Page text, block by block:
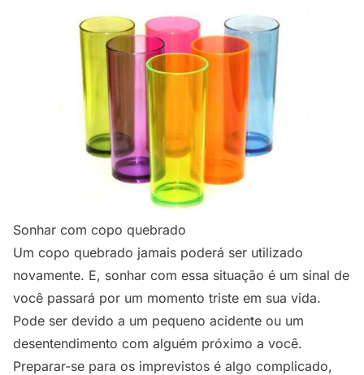
Sonhar com copo quebrado
Um copo quebrado jamais poderá ser utilizado
novamente. E, sonhar com essa situação é um sinal de
você passará por um momento triste em sua vida.
Pode ser devido a um pequeno acidente ou um
desentendimento com alguém próximo a você.
Preparar-se para os imprevistos é algo complicado,